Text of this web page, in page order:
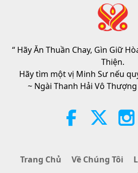
“Fast
Whenever
to Feel Too
Tin Đáng Chú Ý
38:07
Đạo Đức Hồi
“ Hãy Ăn Thuần Chay, Gìn Giữ
Thiện.
Hãy tìm một vị Minh Sư nếu
~ Ngài Thanh Hải Vô
Trang Chủ Về Chúng Tôi